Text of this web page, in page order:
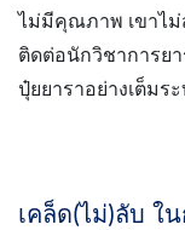
ไม่มีคุณภาพ เขาไ
ติดต่อนักวิชาการย
ปุ๋ยยาราอย่างเต็มร
เคล็ด(ไม่)ลับ ใ